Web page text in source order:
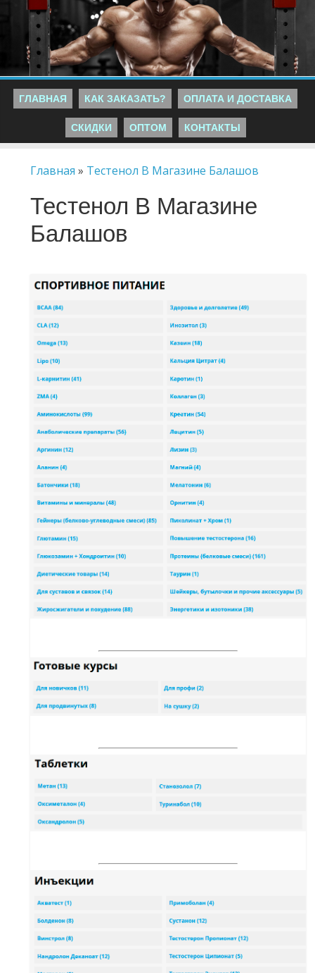
ГЛАВНАЯ КАК ЗАКАЗАТЬ? ОПЛАТА И ДОСТАВКА
СКИДКИ ОПТОМ КОНТАКТЫ
Главная » Тестенол В Магазине Балашов
Тестенол В Магазине
Балашов